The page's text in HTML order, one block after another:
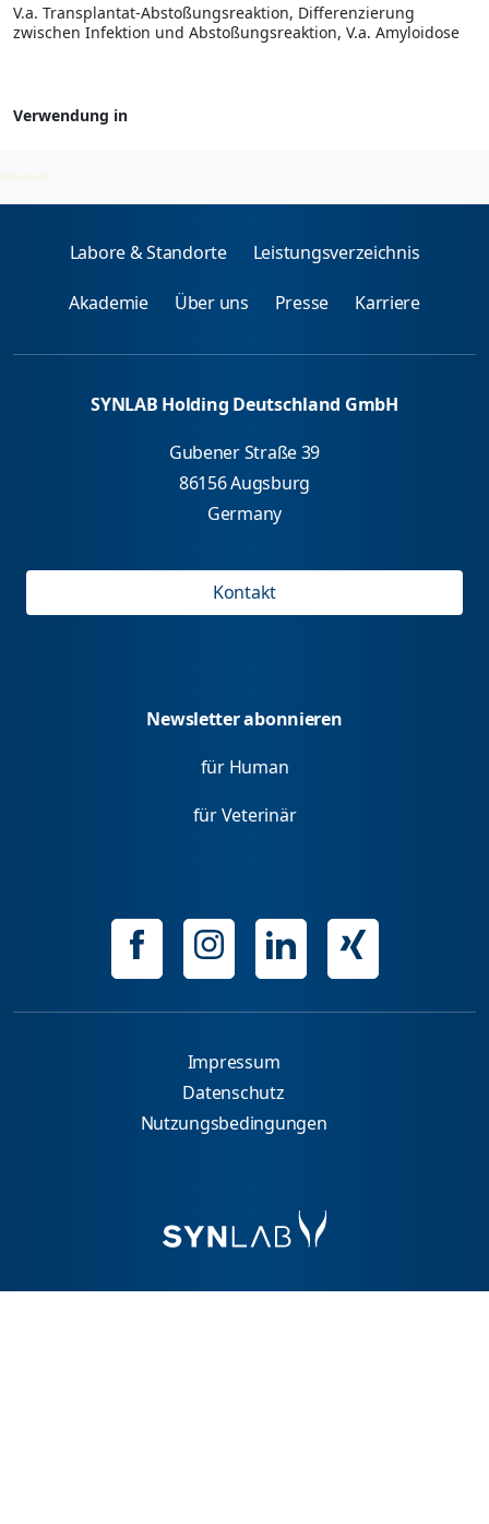
V.a. Transplantat-Abstoßungsreaktion, Differenzierung
zwischen Infektion und Abstoßungsreaktion, V.a. Amyloidose
Verwendung in
2026-08-06
Labore & Standorte Leistungsverzeichnis
Akademie Über uns Presse Karriere
SYNLAB Holding Deutschland GmbH
Gubener Straße 39
86156 Augsburg
Germany
Kontakt
Newsletter abonnieren
für Human
für Veterinär
Impressum
Datenschutz
Nutzungsbedingungen